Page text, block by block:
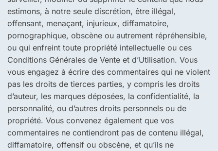
estimons, à notre seule discrétion, être illégal,
offensant, menaçant, injurieux, diffamatoire,
pornographique, obscène ou autrement répréhensible,
ou qui enfreint toute propriété intellectuelle ou ces
Conditions Générales de Vente et d’Utilisation. Vous
vous engagez à écrire des commentaires qui ne violent
pas les droits de tierces parties, y compris les droits
d’auteur, les marques déposées, la confidentialité, la
personnalité, ou d’autres droits personnels ou de
propriété. Vous convenez également que vos
commentaires ne contiendront pas de contenu illégal,
diffamatoire, offensif ou obscène, et qu’ils ne